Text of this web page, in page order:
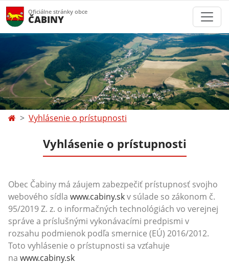
Oficiálne stránky obce
ČABINY
Vyhlásenie o prístupnosti
Vyhlásenie o prístupnosti
Obec Čabiny má záujem zabezpečiť prístupnosť svojho
webového sídla www.cabiny.skv súlade so zákonom č.
95/2019 Z. z. o informačných technológiách vo verejnej
správe a príslušnými vykonávacími predpismi v
rozsahu podmienok podľa smernice (EÚ) 2016/2012.
Toto vyhlásenie o prístupnosti sa vzťahuje
na www.cabiny.sk